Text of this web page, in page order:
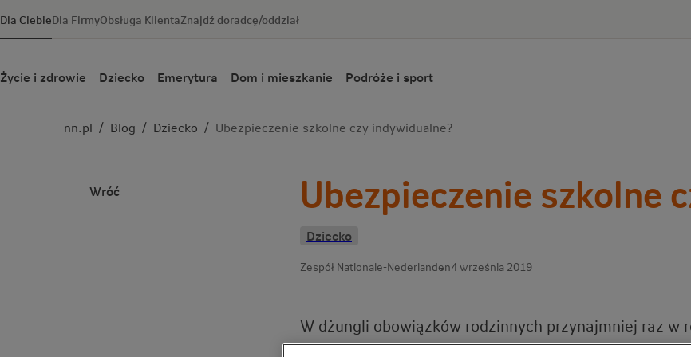
Dla CiebieDla FirmyObsługa KlientaZnajdź doradcę/oddział
Życie i zdrowie Dziecko Emerytura Dom i mieszkanie Podróże i sport
nn.pl / Blog / Dziecko / Ubezpieczenie szkolne czy indywidualne?
Wróć Ubezpieczenie szkolne
Dziecko
Zespół Nationale-Nederlanden4 września 2019
W dżungli obowiązków rodzinnych przynajmniej raz w
dziecka – zazwyczaj ten moment przypada we